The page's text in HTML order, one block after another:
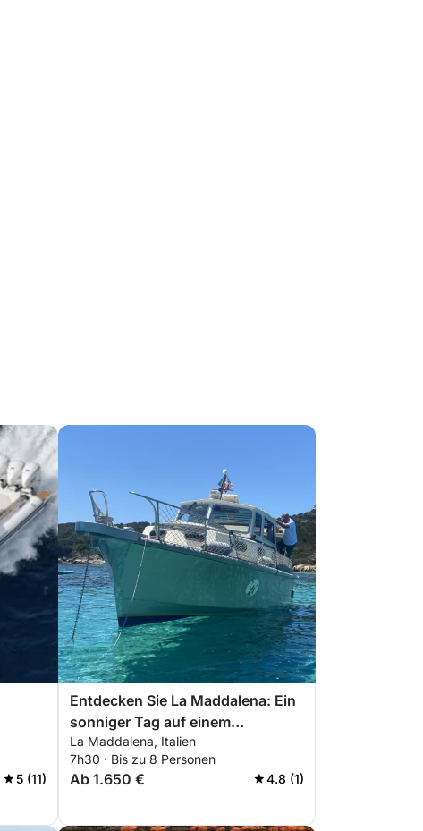
5 (11)
Entdecken Sie La Maddalena: Ein
sonniger Tag auf einem
Motorboot
La Maddalena, Italien
7h30 · Bis zu 8 Personen
Ab 1.650 € 4.8 (1)